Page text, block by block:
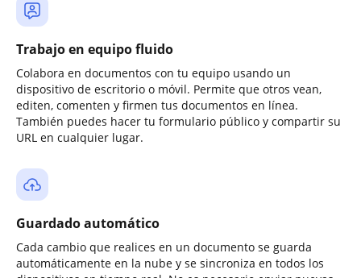
Trabajo en equipo fluido
Colabora en documentos con tu equipo usando un
dispositivo de escritorio o móvil. Permite que otros vean,
editen, comenten y firmen tus documentos en línea.
También puedes hacer tu formulario público y compartir su
URL en cualquier lugar.
Guardado automático
Cada cambio que realices en un documento se guarda
automáticamente en la nube y se sincroniza en todos los